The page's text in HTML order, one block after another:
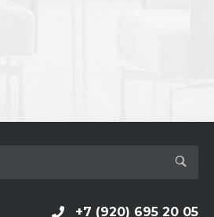
+7 (920) 695 20 05